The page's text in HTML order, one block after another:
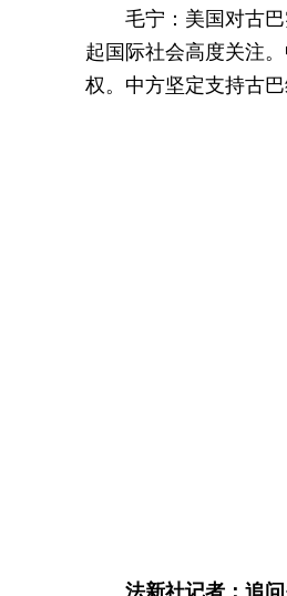
毛宁：美国对古
起国际社会高度关注
权。中方坚定支持古